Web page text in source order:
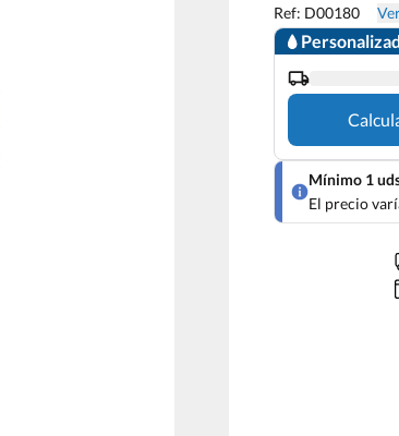
Ref: D00180
Mínimo 1
El precio